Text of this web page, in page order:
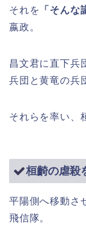
それを 「そんな
嬴政。
昌文君に直下兵
兵団と黄竜の兵
それらを率い、
桓齮の虐殺
平陽側へ移動さ
飛信隊。